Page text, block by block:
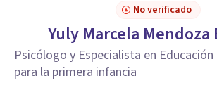
No verificado
Yuly Marcela Mendoza
Psicólogo y Especialista en
para la primera infancia